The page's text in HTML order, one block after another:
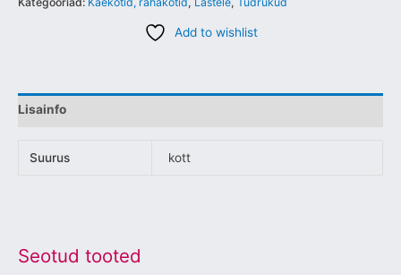
Add to wishlist
Lisainfo
Suurus kott
Seotud tooted